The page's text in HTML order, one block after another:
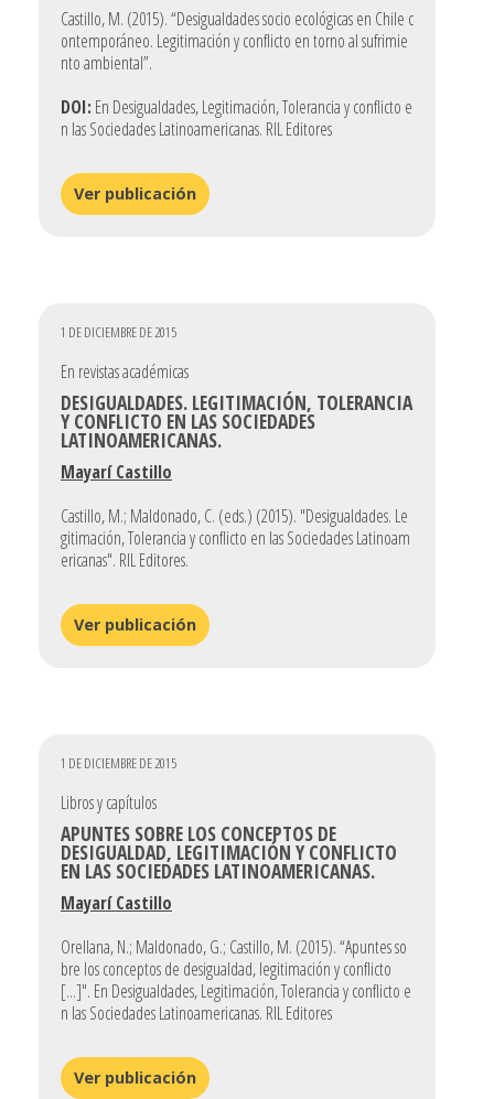
Castillo, M. (2015). “Desigualdades socio ecológicas en Chile c
ontemporáneo. Legitimación y conflicto en torno al sufrimie
nto ambiental”.
DOI: En Desigualdades, Legitimación, Tolerancia y conflicto e
n las Sociedades Latinoamericanas. RIL Editores
Ver publicación
1 DE DICIEMBRE DE 2015
En revistas académicas
DESIGUALDADES. LEGITIMACIÓN, TOLERANCIA
Y CONFLICTO EN LAS SOCIEDADES
LATINOAMERICANAS.
Mayarí Castillo
Castillo, M.; Maldonado, C. (eds.) (2015). "Desigualdades. Le
gitimación, Tolerancia y conflicto en las Sociedades Latinoam
ericanas". RIL Editores.
Ver publicación
1 DE DICIEMBRE DE 2015
Libros y capítulos
APUNTES SOBRE LOS CONCEPTOS DE
DESIGUALDAD, LEGITIMACIÓN Y CONFLICTO
EN LAS SOCIEDADES LATINOAMERICANAS.
Mayarí Castillo
Orellana, N.; Maldonado, G.; Castillo, M. (2015). “Apuntes so
bre los conceptos de desigualdad, legitimación y conflicto
[...]". En Desigualdades, Legitimación, Tolerancia y conflicto e
n las Sociedades Latinoamericanas. RIL Editores
Ver publicación